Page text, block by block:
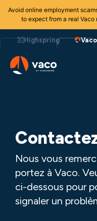
Avoid online employment
to expect from a real Vaco
au
Highspring Vaco
Nous vous
portez à Vaco.
ci-dessous pour
signaler un